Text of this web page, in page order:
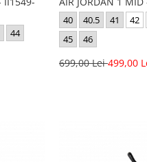
44
40 40.5 41 42
45
46
699,00 Lei499,00